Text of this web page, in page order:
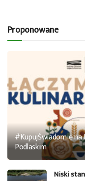
Proponowane
#KupujŚwiadomie na
Podlaskim
Niski